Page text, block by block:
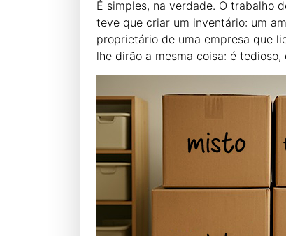
É simples, na verdade. O trabalho
teve que criar um inventário: um
proprietário de uma empresa que
lhe dirão a mesma coisa: é